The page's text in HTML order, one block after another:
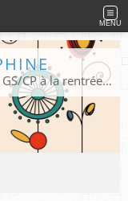
MENU
Blog destiné à partager mon travail. En GS/CP à la rentrée 2026/2027 !